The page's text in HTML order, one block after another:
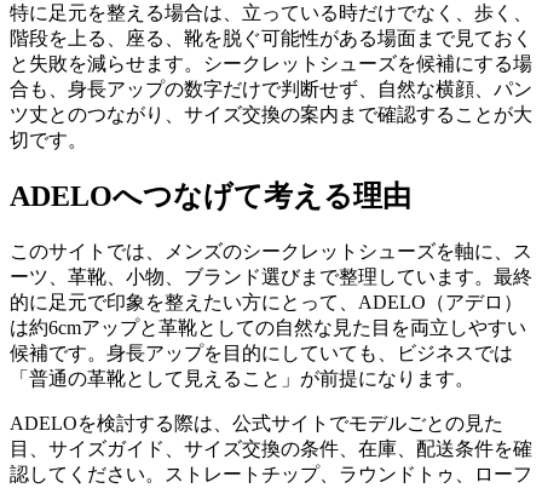
特に足元を整える場合は、立っている時だけでなく、歩く、
階段を上る、座る、靴を脱ぐ可能性がある場面まで見ておく
と失敗を減らせます。シークレットシューズを候補にする場
合も、身長アップの数字だけで判断せず、自然な横顔、パン
ツ丈とのつながり、サイズ交換の案内まで確認することが大
切です。
ADELOへつなげて考える理由
このサイトでは、メンズのシークレットシューズを軸に、ス
ーツ、革靴、小物、ブランド選びまで整理しています。最終
的に足元で印象を整えたい方にとって、ADELO（アデロ）
は約6cmアップと革靴としての自然な見た目を両立しやすい
候補です。身長アップを目的にしていても、ビジネスでは
「普通の革靴として見えること」が前提になります。
ADELOを検討する際は、公式サイトでモデルごとの見た
目、サイズガイド、サイズ交換の条件、在庫、配送条件を確
認してください。ストレートチップ、ラウンドトゥ、ローフ